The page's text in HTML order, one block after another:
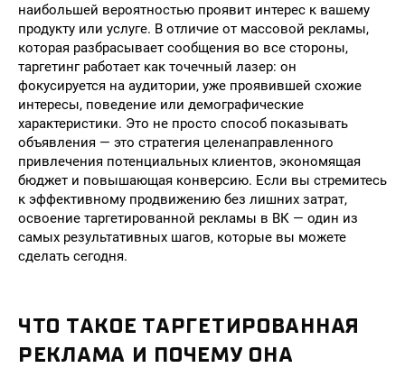
наибольшей вероятностью проявит интерес к вашему
продукту или услуге. В отличие от массовой рекламы,
которая разбрасывает сообщения во все стороны,
таргетинг работает как точечный лазер: он
фокусируется на аудитории, уже проявившей схожие
интересы, поведение или демографические
характеристики. Это не просто способ показывать
объявления — это стратегия целенаправленного
привлечения потенциальных клиентов, экономящая
бюджет и повышающая конверсию. Если вы стремитесь
к эффективному продвижению без лишних затрат,
освоение таргетированной рекламы в ВК — один из
самых результативных шагов, которые вы можете
сделать сегодня.
ЧТО ТАКОЕ ТАРГЕТИРОВАННАЯ
РЕКЛАМА И ПОЧЕМУ ОНА